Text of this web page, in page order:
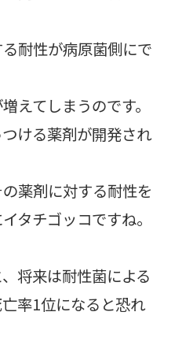
耐性が病原菌側にで
えてしまうのです。
ける薬剤が開発され
薬剤に対する耐性を
タチゴッコですね。
将来は耐性菌による
率1位になると恐れ